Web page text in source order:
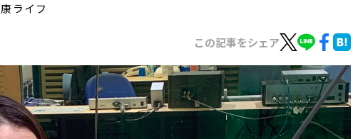
ライフ
この記事をシェア